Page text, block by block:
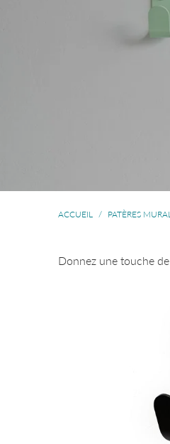
ACCUEIL / PATÈRES
Donnez une touche